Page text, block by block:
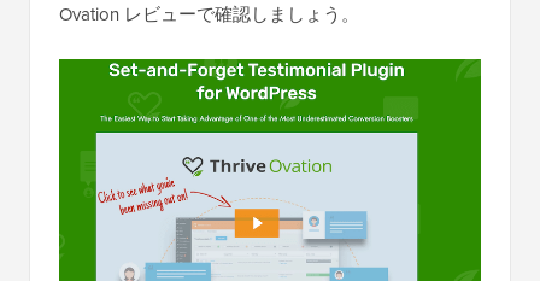
Ovation レビューで確認しましょう。